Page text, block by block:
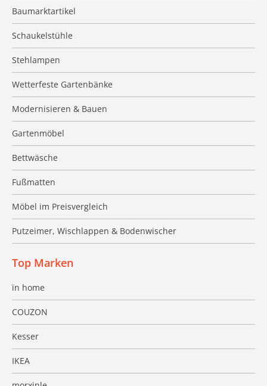
Baumarktartikel
Schaukelstühle
Stehlampen
Wetterfeste Gartenbänke
Modernisieren & Bauen
Gartenmöbel
Bettwäsche
Fußmatten
Möbel im Preisvergleich
Putzeimer, Wischlappen & Bodenwischer
Top Marken
ïn home
COUZON
Kesser
IKEA